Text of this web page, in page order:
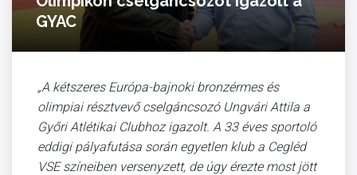
GYAC
„A kétszeres Európa-bajnoki bronzérmes és
olimpiai résztvevő cselgáncsozó Ungvári Attila a
Győri Atlétikai Clubhoz igazolt. A 33 éves sportoló
eddigi pályafutása során egyetlen klub a Cegléd
VSE színeiben versenyzett, de úgy érezte most jött